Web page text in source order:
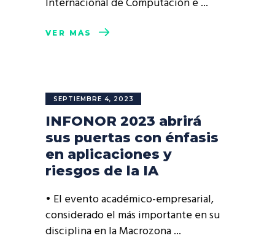
VER MÁS
SEPTIEMBRE 4, 2023
INFONOR 2023 abrirá
sus puertas con énfasis
en aplicaciones y
riesgos de la IA
• El evento académico-empresarial,
considerado el más importante en su
disciplina en la Macrozona